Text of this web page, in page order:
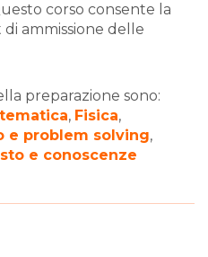
corso consente la
ammissione delle
preparazione sono:
, Fisica,
e problem solving,
e conoscenze